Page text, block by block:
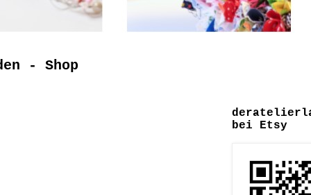
- Shop
bei Etsy